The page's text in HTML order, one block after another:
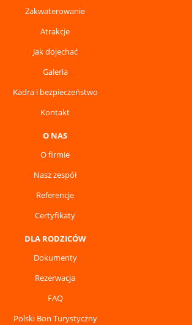
Zakwaterowanie
Atrakcje
Jak dojechać
Galeria
Kadra i bezpieczeństwo
Kontakt
O NAS
O firmie
Nasz zespół
Referencje
Certyfikaty
DLA RODZICÓW
Dokumenty
Rezerwacja
FAQ
Polski Bon Turystyczny